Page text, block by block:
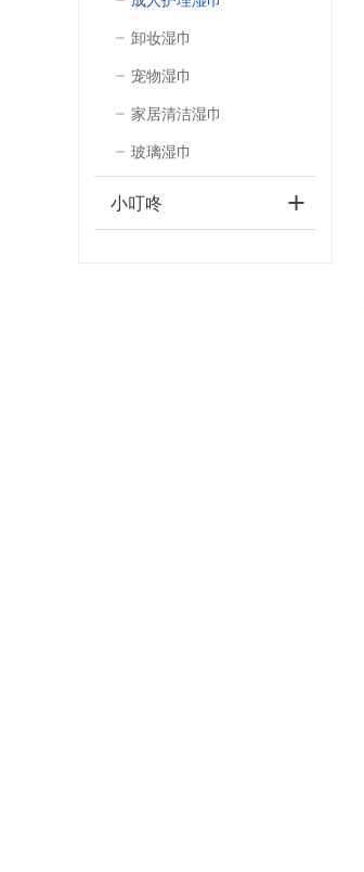
卸妆湿巾
宠物湿巾
家居清洁湿巾
玻璃湿巾
小叮咚